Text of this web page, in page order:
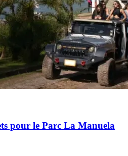
pour le Parc La Manuela